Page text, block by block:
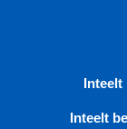
Inteelt
Inteelt